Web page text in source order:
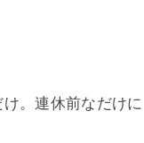
。連休前なだけに